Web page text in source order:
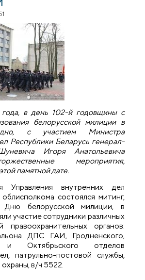
в день 102-й годовщины с
белорусской милиции в
с участием Министра
Республики Беларусь генерал-
Игоря Анатольевича
мероприятия,
памятной дате.
Управления внутренних дел
состоялся митинг,
Дню белорусской милиции, в
участие сотрудники различных
правоохранительных органов:
ДПС ГАИ, Гродненского,
и Октябрьского отделов
патрульно-постовой службы,
в/ч 5522.